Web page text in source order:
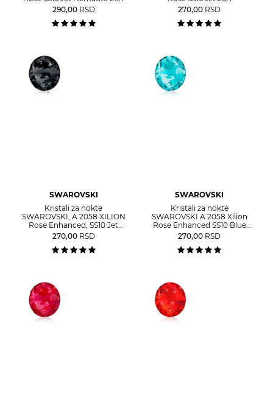
290,00 RSD
270,00 RSD
SWAROVSKI
Kristali za nokte
SWAROVSKI, A 2058 XILION
Rose Enhanced, SS10 Jet
40/1
270,00 RSD
SWAROVSKI
Kristali za nokte
SWAROVSKI A 2058 Xilion
Rose Enhanced SS10 Blue
Zircon 40/1
270,00 RSD